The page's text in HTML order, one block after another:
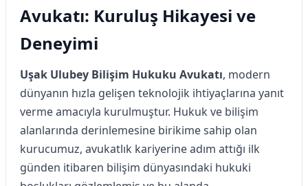
Avukatı: Kuruluş Hikayesi ve
Deneyimi
Uşak Ulubey Bilişim Hukuku Avukatı, modern
dünyanın hızla gelişen teknolojik ihtiyaçlarına yanıt
verme amacıyla kurulmuştur. Hukuk ve bilişim
alanlarında derinlemesine birikime sahip olan
kurucumuz, avukatlık kariyerine adım attığı ilk
günden itibaren bilişim dünyasındaki hukuki